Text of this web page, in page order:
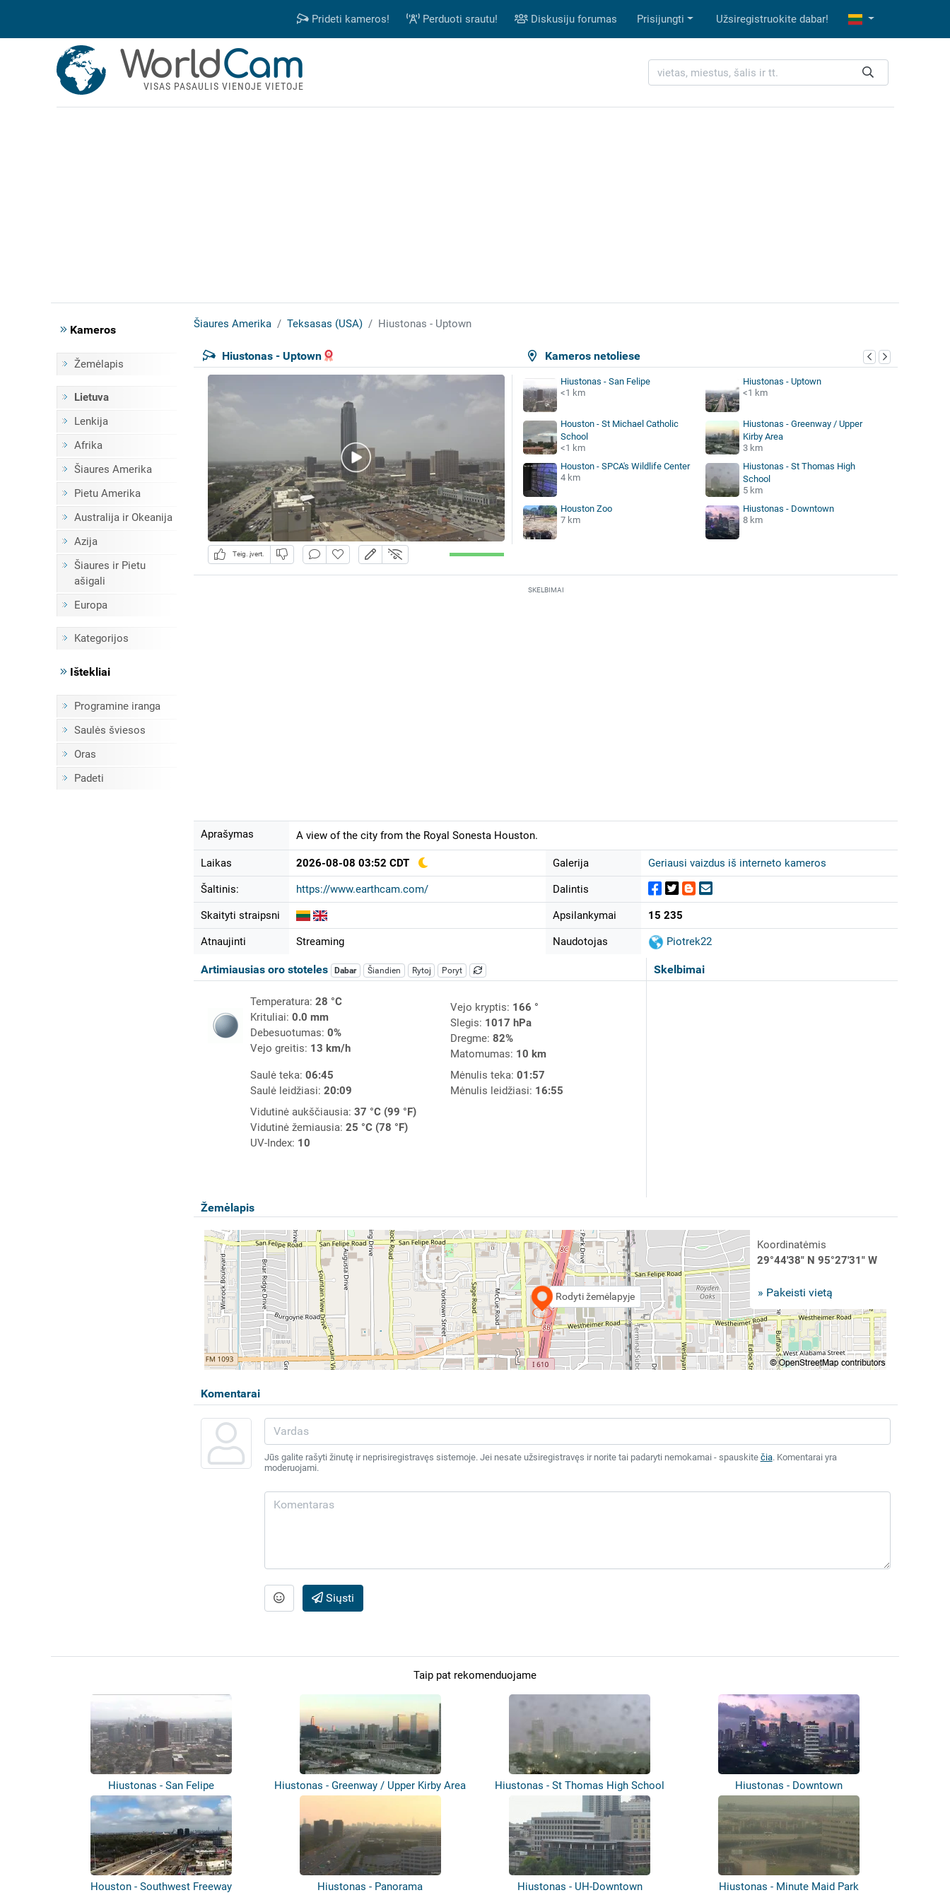
Prideti kameros! Perduoti srautu! Diskusiju forumas Prisijungti Užsiregistruokite dabar!
WorldCam
VISAS PASAULIS VIENOJE VIETOJE
Kameros
Žemėlapis
Lietuva
Lenkija
Afrika
Šiaures Amerika
Pietu Amerika
Australija ir Okeanija
Azija
Šiaures ir Pietu
ašigali
Europa
Kategorijos
Ištekliai
Programine iranga
Saulės šviesos
Oras
Padeti
Šiaures Amerika Teksasas (USA) Hiustonas - Uptown
Kameros netoliese
Hiustonas - Uptown
Teig. įvert.
Hiustonas - San Felipe
<1 km
Hiustonas - Uptown
<1 km
Houston - St Michael Catholic
School
<1 km
Hiustonas - Greenway / Upper
Kirby Area
3 km
Houston - SPCA's Wildlife Center
4 km
Hiustonas - St Thomas High
School
5 km
Houston Zoo
7 km
Hiustonas - Downtown
8 km
SKELBIMAI
Aprašymas A view of the city from the Royal Sonesta Houston.
Laikas 2026-08-08 03:52 CDT
Šaltinis: https://www.earthcam.com/
Skaityti straipsni
Atnaujinti Streaming
Galerija Geriausi vaizdus iš interneto kameros
Dalintis
Apsilankymai 15 235
Naudotojas Piotrek22
Skelbimai
Artimiausias oro stoteles Dabar Šiandien Rytoj Poryt
Temperatura: 28 °C
Krituliai: 0.0 mm
Debesuotumas: 0%
Vejo greitis: 13 km/h
Vejo kryptis: 166 °
Slegis: 1017 hPa
Dregme: 82%
Matomumas: 10 km
Saulė teka: 06:45
Saulė leidžiasi: 20:09
Mėnulis teka: 01:57
Mėnulis leidžiasi: 16:55
Vidutinė aukščiausia: 37 °C (99 °F)
Vidutinė žemiausia: 25 °C (78 °F)
UV-Index: 10
Žemėlapis
Rodyti žemėlapyje
Koordinatėmis
29°44'38" N 95°27'31" W
» Pakeisti vietą
Komentarai
Jūs galite rašyti žinutę ir neprisiregistravęs sistemoje. Jei nesate užsiregistravęs ir norite tai padaryti nemokamai - spauskite čia. Komentarai yra
moderuojami.
Siųsti
Taip pat rekomenduojame
Hiustonas - San Felipe Hiustonas - Greenway / Upper Kirby Area Hiustonas - St Thomas High School Hiustonas - Downtown
Houston - Southwest Freeway Hiustonas - Panorama Hiustonas - UH-Downtown Hiustonas - Minute Maid Park